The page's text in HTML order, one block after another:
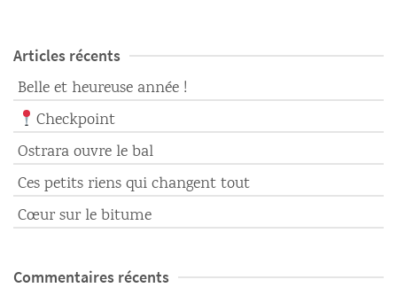
Articles récents
Belle et heureuse année !
Checkpoint
Ostrara ouvre le bal
Ces petits riens qui changent tout
Cœur sur le bitume
Commentaires récents